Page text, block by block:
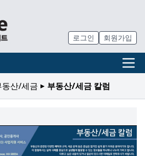
로그인 회원가입
동산/세금 ▸ 부동산/세금 칼럼